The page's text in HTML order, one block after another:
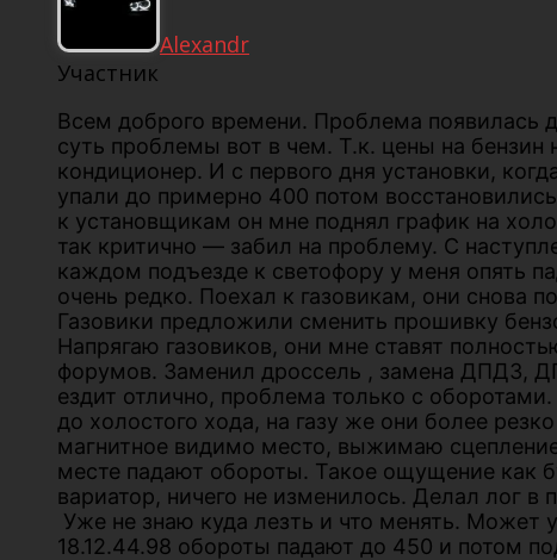
Alexandr
Участник
Всем доброго времени. Проблема появилась
суть проблемы вот в чем. Т.к. цены на бензин
кондиционер. И с первого дня установки,
упали до примерно 400 потом
к установщикам он мне поднял график на
так критично — забил на проблему. С
каждом подъезде к светофору у меня опять
очень редко. Поехал к газовикам, они снова
Газовики предложили сменить прошивку
Напрягаю газовиков, они мне ставят
форумов. Заменил дроссель , замена ДПДЗ,
ездит отлично, проблема только с
до холостого хода, на газу же они более
магнитное видимо место, выжимаю
месте падают обороты. Такое ощущение как
вариатор, ничего не изменилось. Делал лог
Уже не знаю куда лезть и что менять. Может
18.12.44.98 обороты падают до 450 и потом